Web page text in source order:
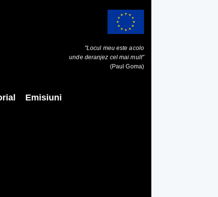
"Locul meu este acolo
unde deranjez cel mai mult"
(Paul Goma)
Emisiuni